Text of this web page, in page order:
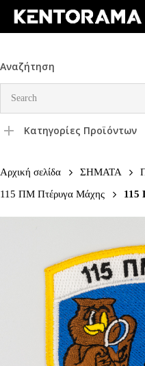
Skip
content
Αναζήτηση
Κατηγορίες Προϊόντων
Αρχική σελίδα ΣΗΜΑΤΑ
115 ΠΜ Πτέρυγα Μάχης